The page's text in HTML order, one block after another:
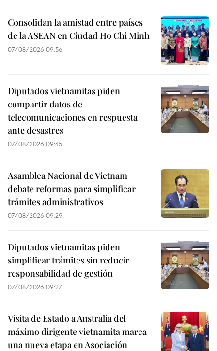
Consolidan la amistad entre países
de la ASEAN en Ciudad Ho Chi Minh
07/08/2026 09:56
Diputados vietnamitas piden
compartir datos de
telecomunicaciones en respuesta
ante desastres
07/08/2026 09:45
Asamblea Nacional de Vietnam
debate reformas para simplificar
trámites administrativos
07/08/2026 09:29
Diputados vietnamitas piden
simplificar trámites sin reducir
responsabilidad de gestión
07/08/2026 09:27
Visita de Estado a Australia del
máximo dirigente vietnamita marca
una nueva etapa en Asociación